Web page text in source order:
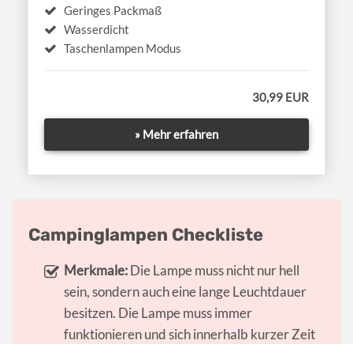
Geringes Packmaß
Wasserdicht
Taschenlampen Modus
30,99 EUR
» Mehr erfahren
Campinglampen Checkliste
Merkmale:Die Lampe muss nicht nur hell
sein, sondern auch eine lange Leuchtdauer
besitzen. Die Lampe muss immer
funktionieren und sich innerhalb kurzer Zeit